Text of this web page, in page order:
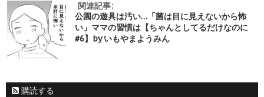
関連記事:
公園の遊具は汚い…「菌は目に見えないから怖
い」ママの習慣は【ちゃんとしてるだけなのに
#6】by いもやまようみん
購読する